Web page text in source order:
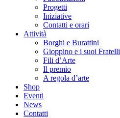
Progetti
Iniziative
Contatti e orari
Attività
Borghi e Burattini
Gioppino e i suoi Fratelli
Fili d’Arte
Il premio
A regola d’arte
Shop
Eventi
News
Contatti